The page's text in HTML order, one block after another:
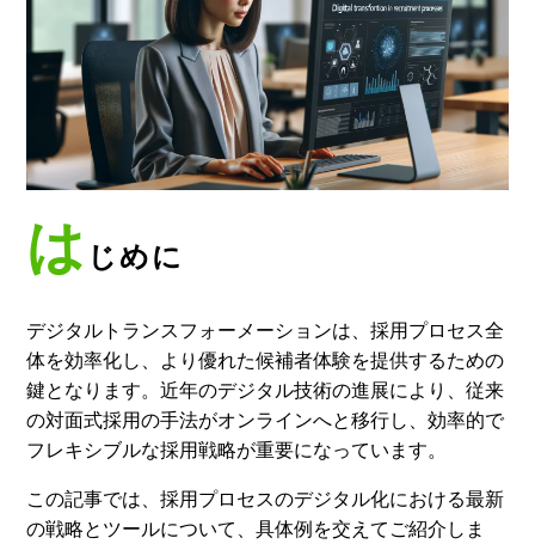
は じめに
デジタルトランスフォーメーションは、採用プロセス全
体を効率化し、より優れた候補者体験を提供するための
鍵となります。近年のデジタル技術の進展により、従来
の対面式採用の手法がオンラインへと移行し、効率的で
フレキシブルな採用戦略が重要になっています。
この記事では、採用プロセスのデジタル化における最新
の戦略とツールについて、具体例を交えてご紹介しま